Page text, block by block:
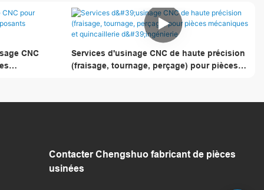
CNC
Services d'usinage CNC de haute précision
(fraisage, tournage, perçage) pour pièces
Contacter Chengshuo fabricant de pièces
usinées